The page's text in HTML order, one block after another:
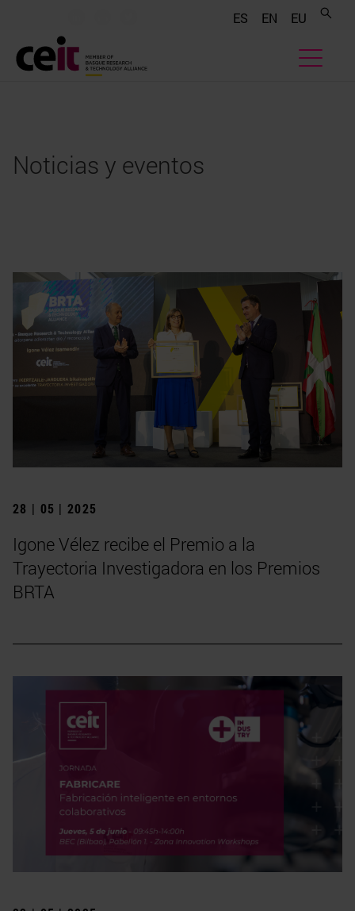
ES EN EU
Noticias y eventos
28 | 05 | 2025
Igone Vélez recibe el Premio a la
Trayectoria Investigadora en los Premios
BRTA